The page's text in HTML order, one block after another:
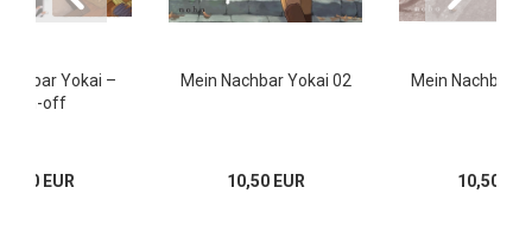
Yokai –
Spin-off
EUR
Mein Nachbar Yokai 02
10,50 EUR
Mein Nachbar
10,50